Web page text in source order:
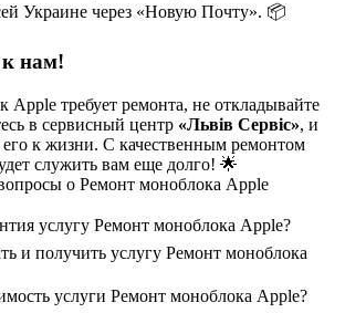
Украине через «Новую Почту». 📦
к нам!
требует ремонта, не откладывайте
в сервисный центр «Львів Сервіс», и
к жизни. С качественным ремонтом
служить вам еще долго! 🌟
о Ремонт моноблока Apple
услугу Ремонт моноблока Apple?
и получить услугу Ремонт моноблока
услуги Ремонт моноблока Apple?